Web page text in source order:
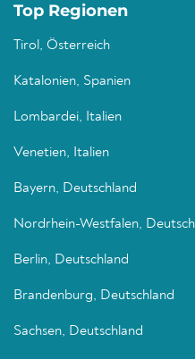
Top Regionen
Tirol, Österreich
Katalonien, Spanien
Lombardei, Italien
Venetien, Italien
Bayern, Deutschland
Nordrhein-Westfalen,
Berlin, Deutschland
Brandenburg, Deutschland
Sachsen, Deutschland